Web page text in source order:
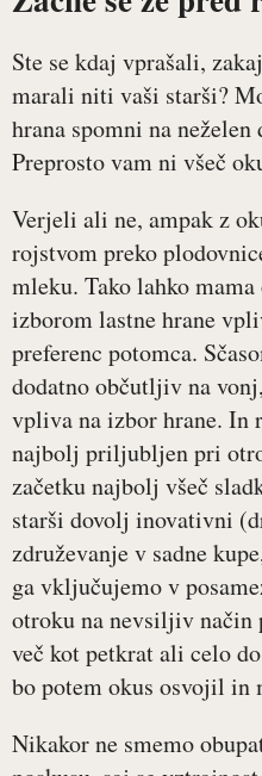
Ste se kdaj vprašali,
marali niti vaši starši?
hrana spomni na
Preprosto vam ni všeč
Verjeli ali ne, ampak z
rojstvom preko
mleku. Tako lahko
izborom lastne hrane
preferenc potomca.
dodatno občutljiv na
vpliva na izbor hrane. In
najbolj priljubljen pri
začetku najbolj všeč
starši dovolj inovativni
združevanje v sadne
ga vključujemo v
otroku na nevsiljiv način
več kot petkrat ali celo
bo potem okus osvojil in
Nikakor ne smemo